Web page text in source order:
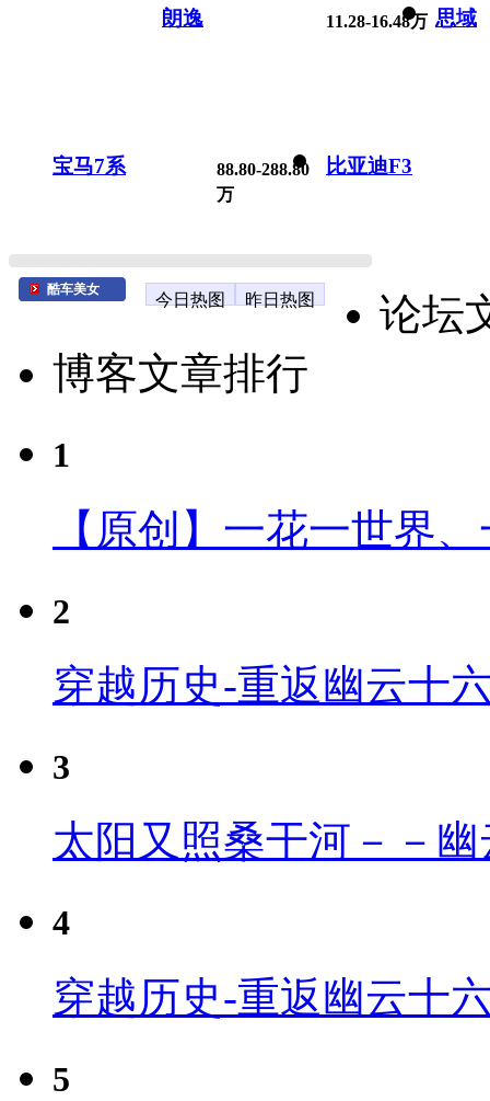
朗逸 11.28-16.48万 思域
宝马7系
88.80-288.80
万
比亚迪F3
酷车美女
今日热图 昨日热图
论坛
博客文章排行
1
【原创】一花一世界
2
穿越历史-重返幽云十
3
太阳又照桑干河－－
4
穿越历史-重返幽云十
5